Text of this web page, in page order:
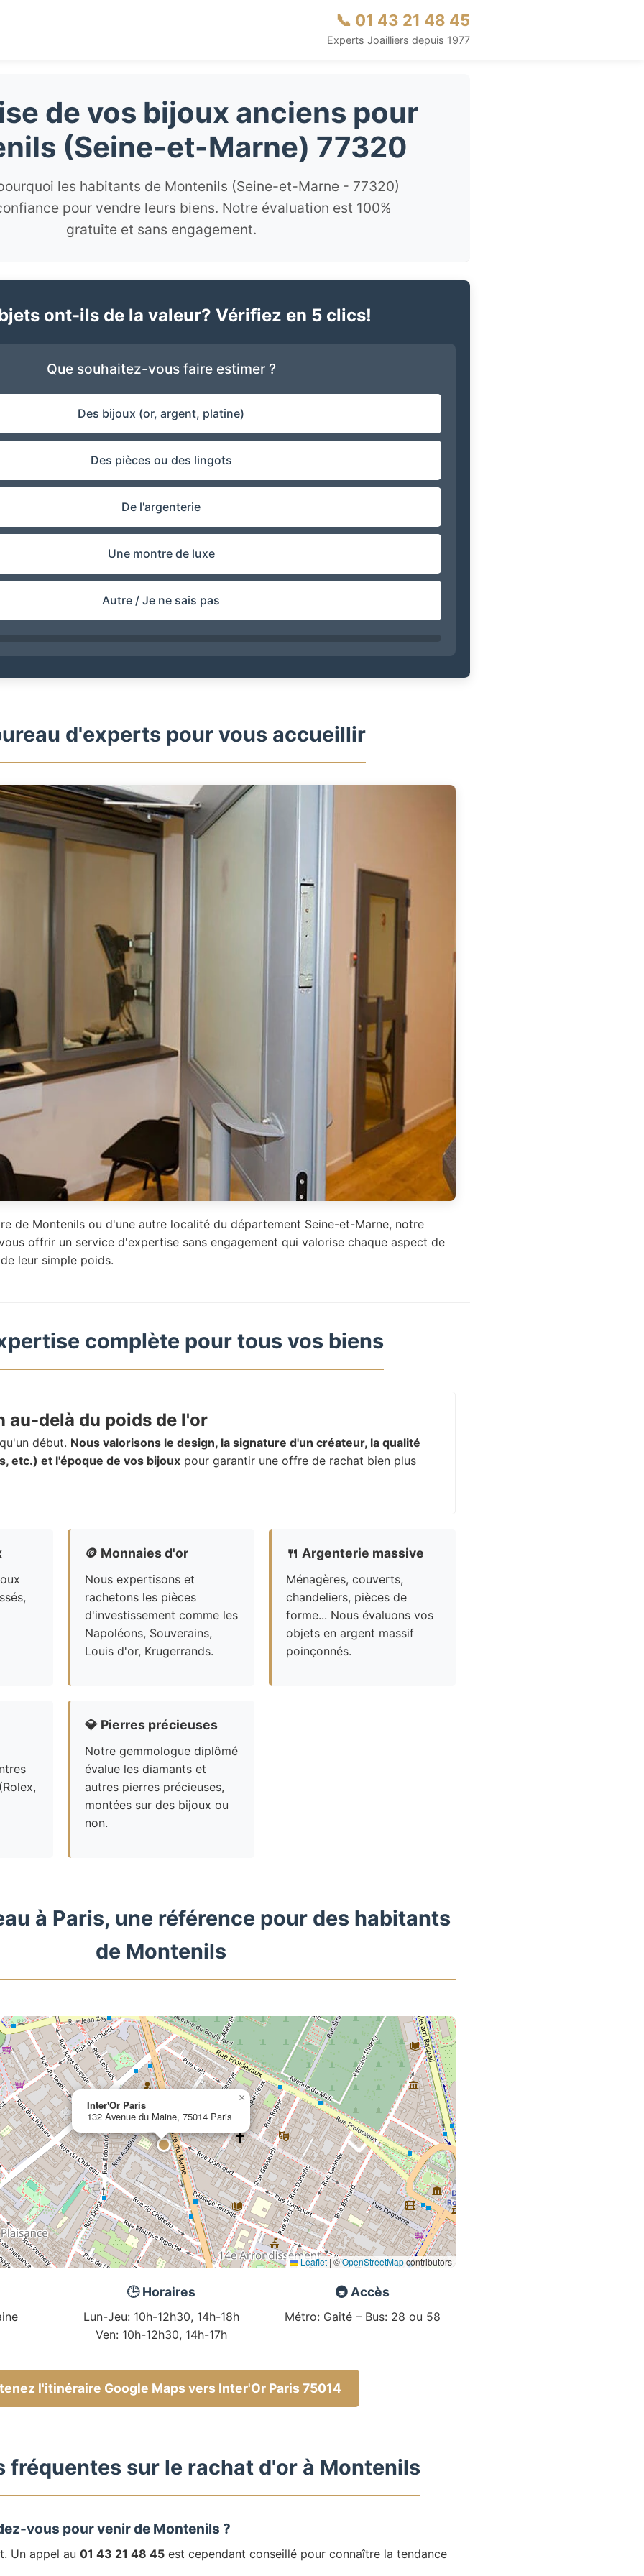
📞 01 43 21 48 45
Experts Joailliers depuis 1977
de vos bijoux anciens pour
(Seine-et-Marne) 77320
les habitants de Montenils (Seine-et-Marne - 77320)
pour vendre leurs biens. Notre évaluation est 100%
gratuite et sans engagement.
ont-ils de la valeur? Vérifiez en 5 clics!
Que souhaitez-vous faire estimer ?
Des bijoux (or, argent, platine)
Des pièces ou des lingots
De l'argenterie
Une montre de luxe
Autre / Je ne sais pas
d'experts pour vous accueillir
de Montenils ou d'une autre localité du département Seine-et-Marne, notre
offrir un service d'expertise sans engagement qui valorise chaque aspect de
leur simple poids.
complète pour tous vos biens
delà du poids de l'or
début. Nous valorisons le design, la signature d'un créateur, la qualité
etc.) et l'époque de vos bijoux pour garantir une offre de rachat bien plus
🪙 Monnaies d'or
Nous expertisons et
rachetons les pièces
d'investissement comme les
Napoléons, Souverains,
Louis d'or, Krugerrands.
🍴 Argenterie massive
Ménagères, couverts,
chandeliers, pièces de
forme... Nous évaluons vos
objets en argent massif
poinçonnés.
💎 Pierres précieuses
Notre gemmologue diplômé
évalue les diamants et
autres pierres précieuses,
montées sur des bijoux ou
non.
à Paris, une référence pour des habitants
de Montenils
Inter'Or Paris
132 Avenue du Maine, 75014 Paris
×
Leaflet | ©OpenStreetMapcontributors
🕒 Horaires
Lun-Jeu: 10h-12h30, 14h-18h
Ven: 10h-12h30, 14h-17h
🚇 Accès
Métro: Gaité – Bus: 28 ou 58
l'itinéraire Google Maps vers Inter'Or Paris 75014
fréquentes sur le rachat d'or à Montenils
vous pour venir de Montenils ?
Un appel au 01 43 21 48 45 est cependant conseillé pour connaître la tendance